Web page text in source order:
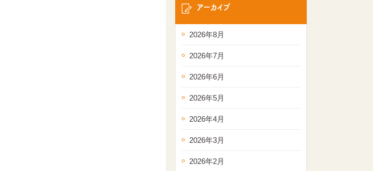
アーカイブ
2026年8月
2026年7月
2026年6月
2026年5月
2026年4月
2026年3月
2026年2月